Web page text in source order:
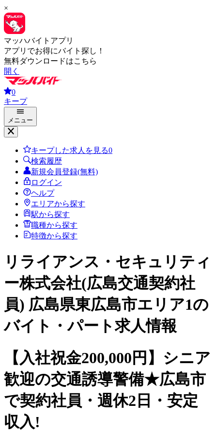
×
マッハバイトアプリ
アプリでお得にバイト探し！
無料ダウンロードはこちら
開く
0
キープ
メニュー
キープした求人を見る0
検索履歴
新規会員登録(無料)
ログイン
ヘルプ
エリアから探す
駅から探す
職種から探す
特徴から探す
リライアンス・セキュリティ
ー株式会社(広島交通契約社
員) 広島県東広島市エリア1の
バイト・パート求人情報
【入社祝金200,000円】シニア
歓迎の交通誘導警備★広島市
で契約社員・週休2日・安定
収入!